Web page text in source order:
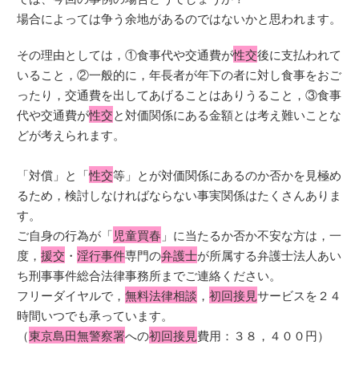
場合によっては争う余地があるのではないかと思われます。
その理由としては，①食事代や交通費が性交後に支払われて
いること，②一般的に，年長者が年下の者に対し食事をおご
ったり，交通費を出してあげることはありうること，③食事
代や交通費が性交と対価関係にある金額とは考え難いことな
どが考えられます。
「対償」と「性交等」とが対価関係にあるのか否かを見極め
るため，検討しなければならない事実関係はたくさんありま
す。
ご自身の行為が「児童買春 」に当たるか否か不安な方は，一
度，援交 ・淫行事件専門の弁護士が所属する弁護士法人あい
ち刑事事件総合法律事務所までご連絡ください。
フリーダイヤルで，無料法律相談 ，初回接見サービスを２４
時間いつでも承っています。
（東京島田無警察署への初回接見費用：３８，４００円）